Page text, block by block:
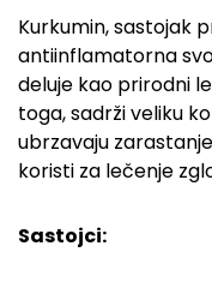
Kurkumin, sastojak
antiinflamatorna
deluje kao prirodni
toga, sadrži veliku
ubrzavaju
koristi za lečenje
Sastojci: